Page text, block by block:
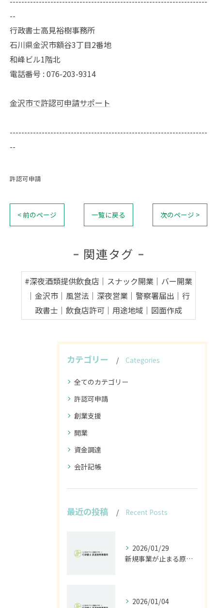
--
行政書士高見裕樹事務所
石川県金沢市額谷3丁目2番地
和峰ビル1階北
電話番号 : 076-203-9314
金沢市で許認可申請サポート
--------------------------------------------------------------------
--
許認可申請
< 前のページ 一覧に戻る 次のページ >
関連タグ
#深夜酒類提供飲食店｜スナック開業｜バー開業
｜金沢市｜風営法｜深夜営業｜警察署届出｜行
政書士｜飲食店許可｜用途地域｜図面作成
カテゴリー Categories
全てのカテゴリー
許認可申請
創業支援
開業
資金調達
会計記帳
最近の投稿 Recent Posts
2026/01/29
新規事業が止まる原因は法規制｜開発前に行うべきリスク診断とは
2026/01/04